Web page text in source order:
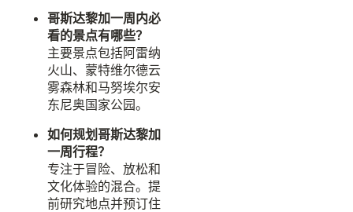
哥斯达黎加一周内必
看的景点有哪些？
主要景点包括阿雷纳
火山、蒙特维尔德云
雾森林和马努埃尔安
东尼奥国家公园。
如何规划哥斯达黎加
一周行程？
专注于冒险、放松和
文化体验的混合。提
前研究地点并预订住